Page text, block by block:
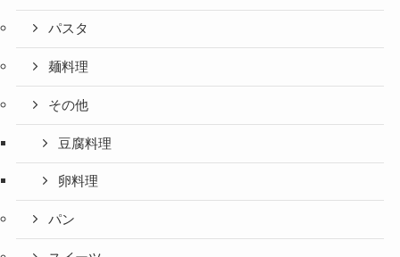
パスタ
麺料理
その他
豆腐料理
卵料理
パン